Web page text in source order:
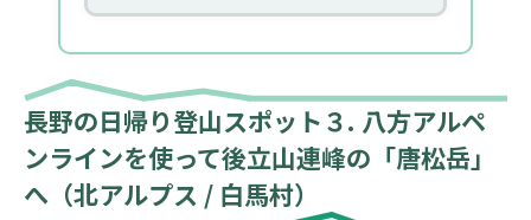
長野の日帰り登山スポット３. 八方アルペ
ンラインを使って後立山連峰の「唐松岳」
へ（北アルプス / 白馬村）